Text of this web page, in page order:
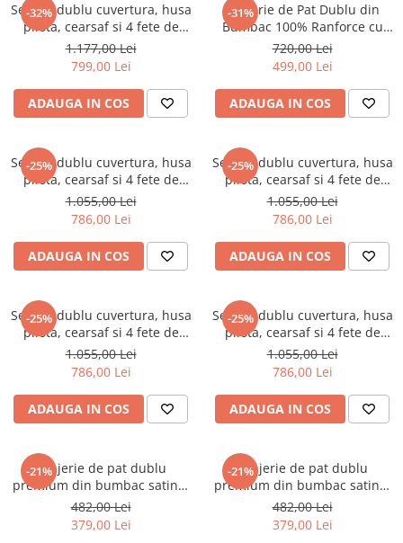
-32%
Set pat dublu cuvertura, husa
pilota, cearsaf si 4 fete de
perna, bumbac satinat
tesatura Jacquard, TAC
Gabriella
1.177,00 Lei
799,00 Lei
ADAUGA IN COS
-31%
Lenjerie de Pat Dublu din
Bumbac 100% Ranforce cu
Volănașe - Model Galena de la
TAC, Nuanță Naturală
720,00 Lei
499,00 Lei
ADAUGA IN COS
-25%
Set pat dublu cuvertura, husa
pilota, cearsaf si 4 fete de
perna, bumbac satinat
tesatura Jacquard, TAC
Bellamy
1.055,00 Lei
786,00 Lei
ADAUGA IN COS
-25%
Set pat dublu cuvertura, husa
pilota, cearsaf si 4 fete de
perna, bumbac satinat
tesatura Jacquard, TAC
Octavia
1.055,00 Lei
786,00 Lei
ADAUGA IN COS
-25%
Set pat dublu cuvertura, husa
pilota, cearsaf si 4 fete de
perna TAC Eleanor culoare
green
1.055,00 Lei
786,00 Lei
ADAUGA IN COS
-25%
Set pat dublu cuvertura, husa
pilota, cearsaf si 4 fete de
perna TAC, Eleanor culoare
alba
1.055,00 Lei
786,00 Lei
ADAUGA IN COS
-21%
Lenjerie de pat dublu
premium din bumbac satinat
deluxe 100% TAC, Vanessa
482,00 Lei
379,00 Lei
-21%
Lenjerie de pat dublu
premium din bumbac satinat
deluxe 100% TAC, Jeanne
482,00 Lei
379,00 Lei